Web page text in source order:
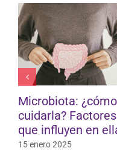
Hipertensión
arterial bajo control
(III): la dieta
29 junio 2023